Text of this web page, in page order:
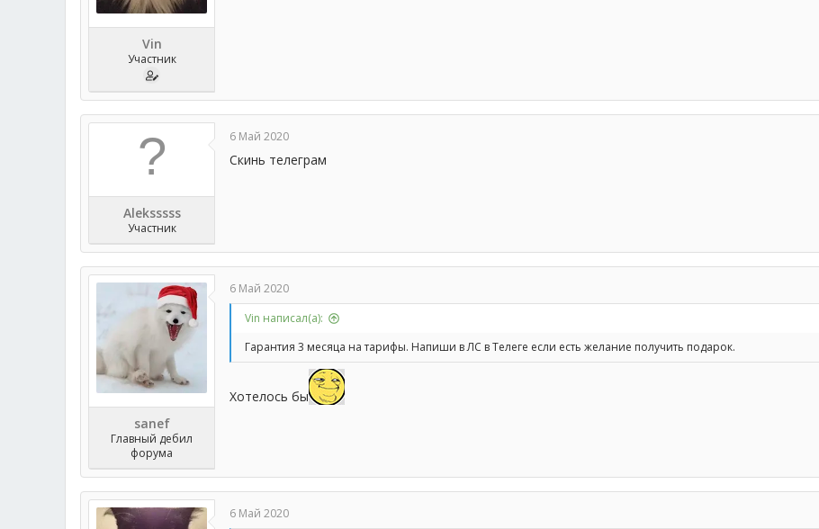
Vin
Участник
Aleksssss
Участник
6 Май 2020
Скинь телеграм
sanef
Главный дебил
форума
6 Май 2020
Vin написал(а):
Гарантия 3 месяца на тарифы. Напиши в ЛС в Телеге если есть желание получить подарок.
Хотелось бы
6 Май 2020